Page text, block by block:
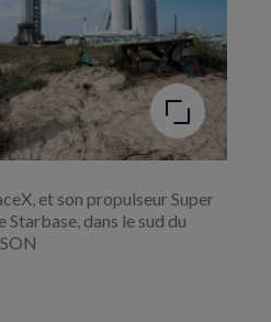
Agrandir
l'image
et son propulseur Super
Starbase, dans le sud du